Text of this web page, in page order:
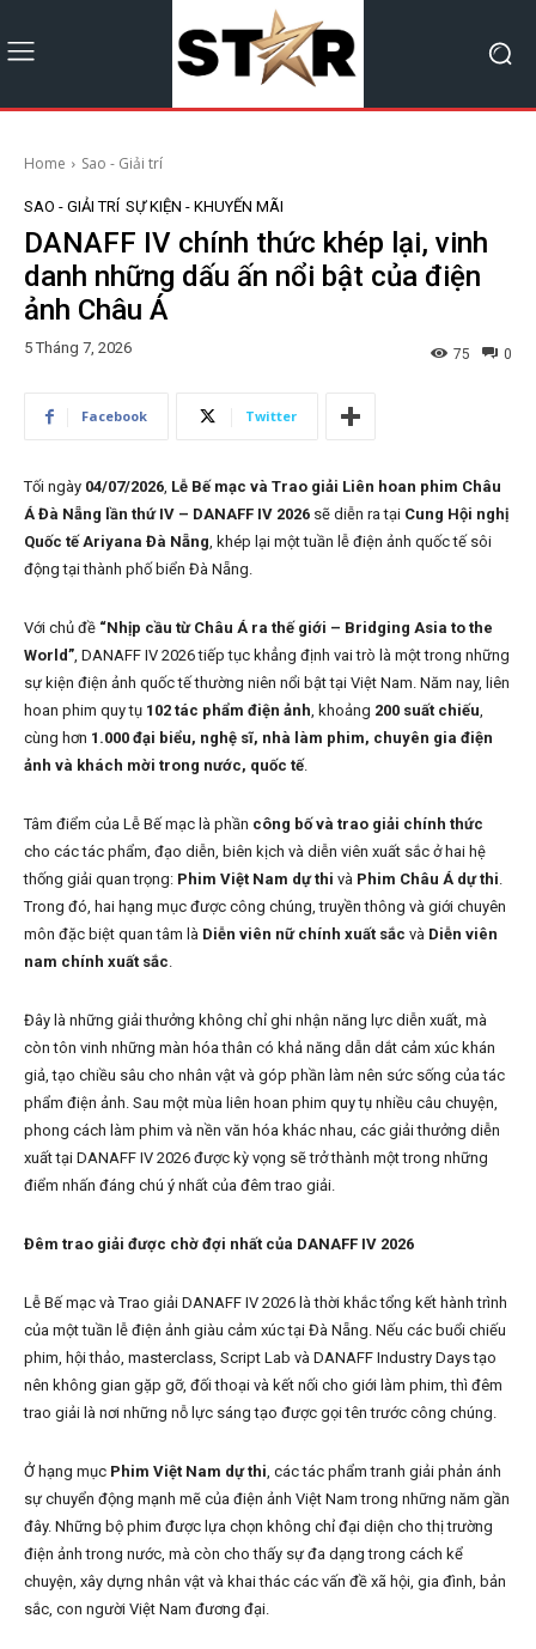
Home Sao - Giải trí
SAO - GIẢI TRÍ SỰ KIỆN - KHUYẾN MÃI
DANAFF IV chính thức khép lại, vinh
danh những dấu ấn nổi bật của điện
ảnh Châu Á
5 Tháng 7, 2026 0
75
Facebook Twitter
Tối ngày 04/07/2026, Lễ Bế mạc và Trao giải Liên hoan phim Châu
Á Đà Nẵng lần thứ IV – DANAFF IV 2026 sẽ diễn ra tại Cung Hội nghị
Quốc tế Ariyana Đà Nẵng, khép lại một tuần lễ điện ảnh quốc tế sôi
động tại thành phố biển Đà Nẵng.
Với chủ đề “Nhịp cầu từ Châu Á ra thế giới – Bridging Asia to the
World”, DANAFF IV 2026 tiếp tục khẳng định vai trò là một trong những
sự kiện điện ảnh quốc tế thường niên nổi bật tại Việt Nam. Năm nay, liên
hoan phim quy tụ 102 tác phẩm điện ảnh, khoảng 200 suất chiếu,
cùng hơn 1.000 đại biểu, nghệ sĩ, nhà làm phim, chuyên gia điện
ảnh và khách mời trong nước, quốc tế.
Tâm điểm của Lễ Bế mạc là phần công bố và trao giải chính thức
cho các tác phẩm, đạo diễn, biên kịch và diễn viên xuất sắc ở hai hệ
thống giải quan trọng: Phim Việt Nam dự thi và Phim Châu Á dự thi.
Trong đó, hai hạng mục được công chúng, truyền thông và giới chuyên
môn đặc biệt quan tâm là Diễn viên nữ chính xuất sắc và Diễn viên
nam chính xuất sắc.
Đây là những giải thưởng không chỉ ghi nhận năng lực diễn xuất, mà
còn tôn vinh những màn hóa thân có khả năng dẫn dắt cảm xúc khán
giả, tạo chiều sâu cho nhân vật và góp phần làm nên sức sống của tác
phẩm điện ảnh. Sau một mùa liên hoan phim quy tụ nhiều câu chuyện,
phong cách làm phim và nền văn hóa khác nhau, các giải thưởng diễn
xuất tại DANAFF IV 2026 được kỳ vọng sẽ trở thành một trong những
điểm nhấn đáng chú ý nhất của đêm trao giải.
Đêm trao giải được chờ đợi nhất của DANAFF IV 2026
Lễ Bế mạc và Trao giải DANAFF IV 2026 là thời khắc tổng kết hành trình
của một tuần lễ điện ảnh giàu cảm xúc tại Đà Nẵng. Nếu các buổi chiếu
phim, hội thảo, masterclass, Script Lab và DANAFF Industry Days tạo
nên không gian gặp gỡ, đối thoại và kết nối cho giới làm phim, thì đêm
trao giải là nơi những nỗ lực sáng tạo được gọi tên trước công chúng.
Ở hạng mục Phim Việt Nam dự thi, các tác phẩm tranh giải phản ánh
sự chuyển động mạnh mẽ của điện ảnh Việt Nam trong những năm gần
đây. Những bộ phim được lựa chọn không chỉ đại diện cho thị trường
điện ảnh trong nước, mà còn cho thấy sự đa dạng trong cách kể
chuyện, xây dựng nhân vật và khai thác các vấn đề xã hội, gia đình, bản
sắc, con người Việt Nam đương đại.